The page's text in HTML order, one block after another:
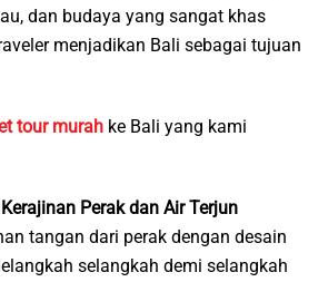
dan budaya yang sangat khas
menjadikan Bali sebagai tujuan
tour murah ke Bali yang kami
Perak dan Air Terjun
tangan dari perak dengan desain
selangkah demi selangkah